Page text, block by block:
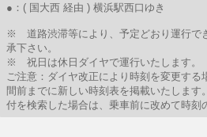
●：( 国大西 経由 ) 横浜駅西口ゆき
※ 道路渋滞等により、予定どおり運行で
承下さい。
※ 祝日は休日ダイヤで運行いたします。
ご注意：ダイヤ改正により時刻を変更する
間前までに新しい時刻表を掲載いたします
付を検索した場合は、乗車前に改めて時刻